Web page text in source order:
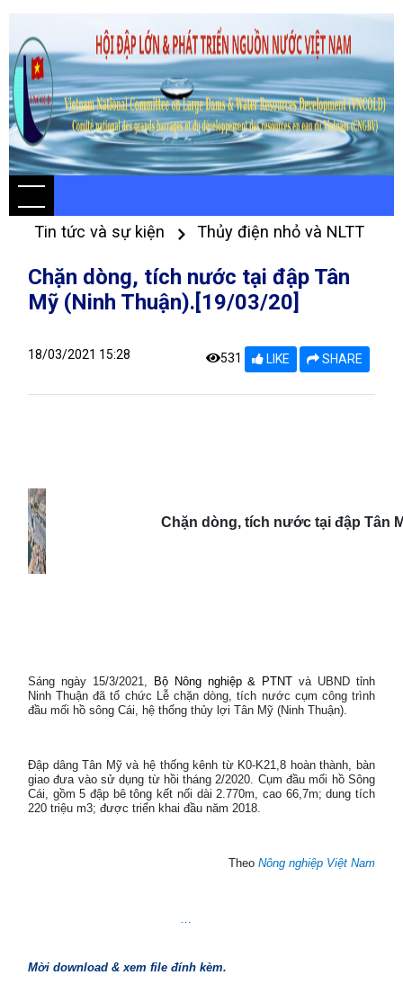
Tin tức và sự kiện Thủy điện nhỏ và NLTT
Chặn dòng, tích nước tại đập Tân
Mỹ (Ninh Thuận).[19/03/20]
18/03/2021 15:28 531 LIKE SHARE
Chặn dòng, tích nước tại đập Tân
Sáng ngày 15/3/2021, Bộ Nông nghiệp & PTNT và UBND tỉnh
Ninh Thuận đã tổ chức Lễ chặn dòng, tích nước cụm công trình
đầu mối hồ sông Cái, hệ thống thủy lợi Tân Mỹ (Ninh Thuận).
Đập dâng Tân Mỹ và hệ thống kênh từ K0-K21,8 hoàn thành, bàn
giao đưa vào sử dụng từ hồi tháng 2/2020. Cụm đầu mối hồ Sông
Cái, gồm 5 đập bê tông kết nối dài 2.770m, cao 66,7m; dung tích
220 triệu m3; được triển khai đầu năm 2018.
Theo Nông nghiệp Việt Nam
…
Mời download & xem file đính kèm.